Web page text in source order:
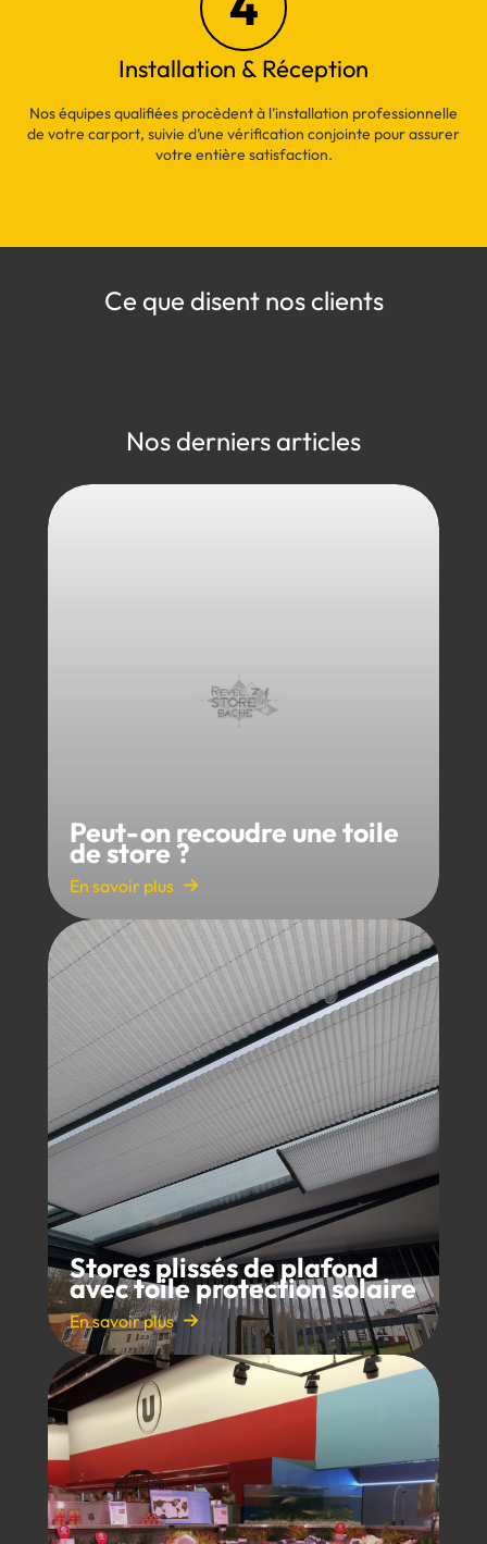
Installation & Réception
Nos équipes qualifiées procèdent à l’installation professionnelle
de votre carport, suivie d’une vérification conjointe pour assurer
votre entière satisfaction.
Ce que disent nos clients
Nos derniers articles
Peut-on recoudre une toile
de store ?
En savoir plus
Stores plissés de plafond
avec toile protection solaire
En savoir plus